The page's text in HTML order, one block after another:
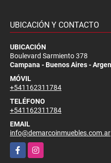
UBICACIÓN Y CONTACTO
UBICACIÓN
Boulevard Sarmiento 378
Campana - Buenos Aires -
MÓVIL
+541162311784
TELÉFONO
+541162311784
EMAIL
info@demarcoinmuebles.com.ar
FacebookInstagram